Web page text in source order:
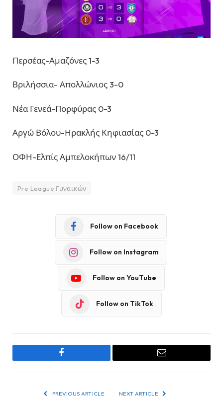
Περσέας-Αμαζόνες 1-3
Βριλήσσια- Απολλώνιος 3-0
Νέα Γενεά-Πορφύρας 0-3
Αργώ Βόλου-Ηρακλής Κηφιασίας 0-3
ΟΦΗ-Ελπίς Αμπελοκήπων 16/11
Pre League Γυναικών
Follow on Facebook
Follow on Instagram
Follow on YouTube
Follow on TikTok
Facebook Email
PREVIOUS ARTICLE NEXT ARTICLE